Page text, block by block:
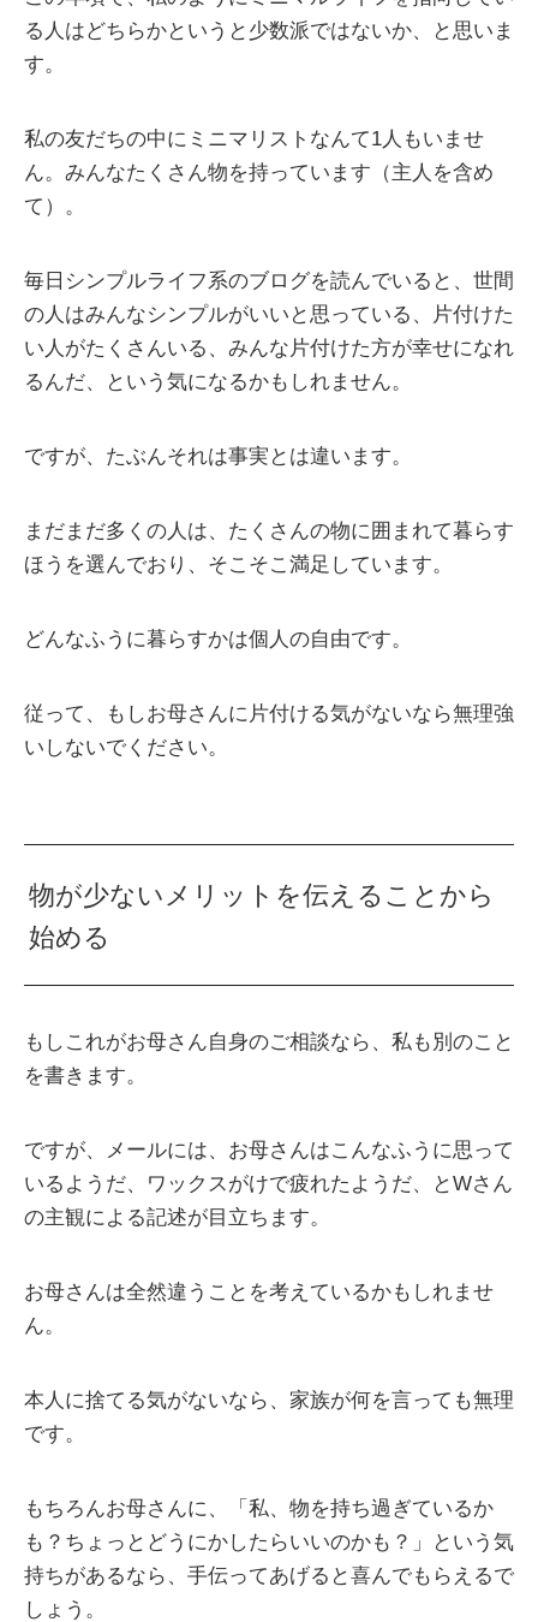
る人はどちらかというと少数派ではないか、と思いま
す。
私の友だちの中にミニマリストなんて1人もいませ
ん。みんなたくさん物を持っています（主人を含め
て）。
毎日シンプルライフ系のブログを読んでいると、世間
の人はみんなシンプルがいいと思っている、片付けた
い人がたくさんいる、みんな片付けた方が幸せになれ
るんだ、という気になるかもしれません。
ですが、たぶんそれは事実とは違います。
まだまだ多くの人は、たくさんの物に囲まれて暮らす
ほうを選んでおり、そこそこ満足しています。
どんなふうに暮らすかは個人の自由です。
従って、もしお母さんに片付ける気がないなら無理強
いしないでください。
物が少ないメリットを伝えることから
始める
もしこれがお母さん自身のご相談なら、私も別のこと
を書きます。
ですが、メールには、お母さんはこんなふうに思って
いるようだ、ワックスがけで疲れたようだ、とWさん
の主観による記述が目立ちます。
お母さんは全然違うことを考えているかもしれませ
ん。
本人に捨てる気がないなら、家族が何を言っても無理
です。
もちろんお母さんに、「私、物を持ち過ぎているか
も？ちょっとどうにかしたらいいのかも？」という気
持ちがあるなら、手伝ってあげると喜んでもらえるで
しょう。